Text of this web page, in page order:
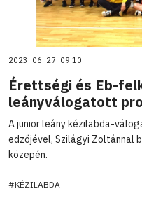
2023. 06. 27. 09:10
Érettségi és Eb-
leányválogatott
A junior leány kézilabda-
edzőjével, Szilágyi Zoltánnal
közepén.
#KÉZILABDA